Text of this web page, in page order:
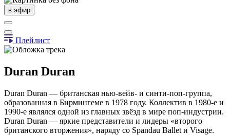
в эфир
Плейлист
Duran Duran
Duran Duran — британская нью-вейв- и синти-поп-группа,
образованная в Бирмингеме в 1978 году. Коллектив в 1980-е и
1990-е являлся одной из главных звёзд в мире поп-индустрии.
Duran Duran — яркие представители и лидеры «второго
британского вторжения», наряду со Spandau Ballet и Visage.